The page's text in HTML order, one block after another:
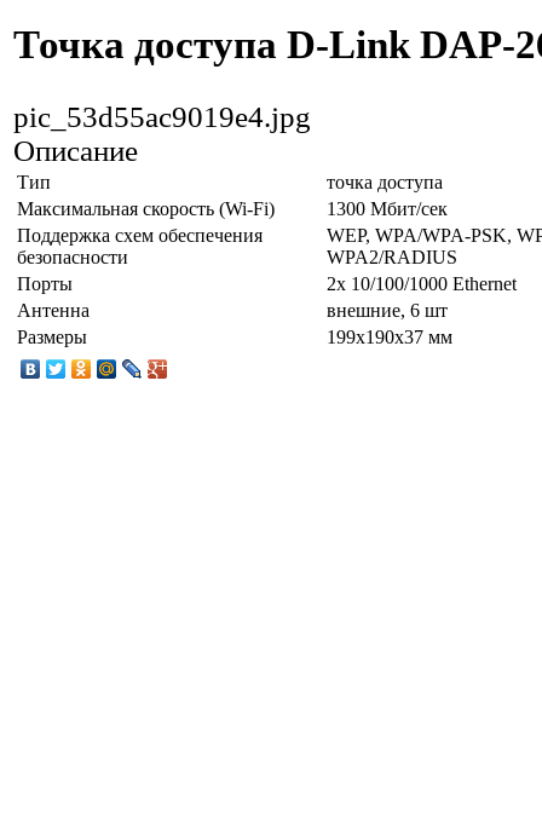
Точка доступа D-Link DAP-
pic_53d55ac9019e4.jpg
Описание
Тип
точка доступа
Максимальная скорость (Wi-Fi)
1300 Мбит/сек
Поддержка схем обеспечения
безопасности
WEP, WPA/WPA-PSK,
WPA2/RADIUS
Порты
2x 10/100/1000 Ethernet
Антенна
внешние, 6 шт
Размеры
199x190x37 мм